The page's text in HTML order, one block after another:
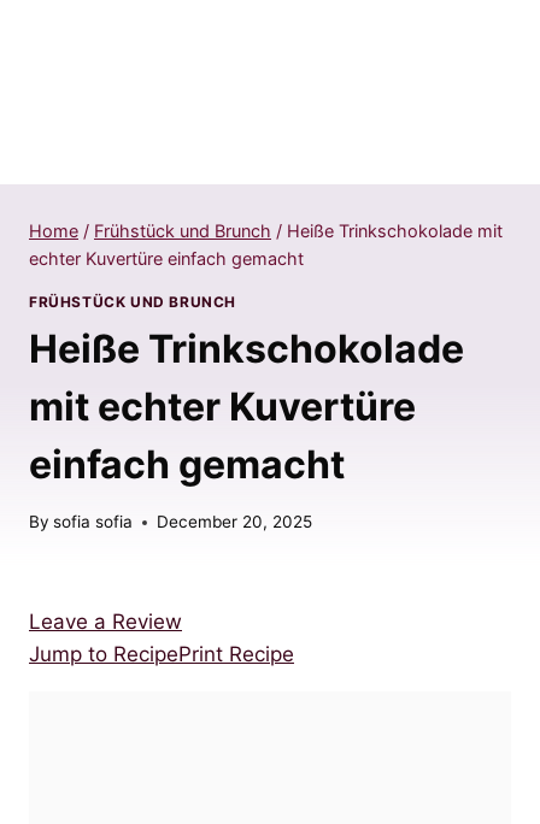
Home / Frühstück und Brunch / Heiße Trinkschokolade mit
echter Kuvertüre einfach gemacht
FRÜHSTÜCK UND BRUNCH
Heiße Trinkschokolade
mit echter Kuvertüre
einfach gemacht
By sofia sofia December 20, 2025
Jump to RecipePrint Recipe
Leave a Review